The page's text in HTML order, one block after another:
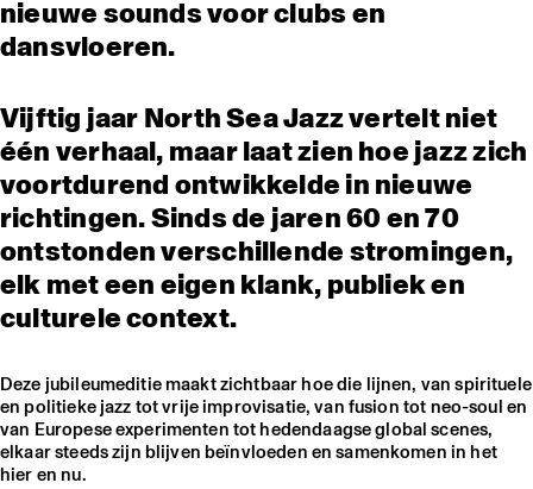
nieuwe sounds voor clubs en
dansvloeren.
Vijftig jaar North Sea Jazz vertelt niet
één verhaal, maar laat zien hoe jazz zich
voortdurend ontwikkelde in nieuwe
richtingen. Sinds de jaren 60 en 70
ontstonden verschillende stromingen,
elk met een eigen klank, publiek en
culturele context.
Deze jubileumeditie maakt zichtbaar hoe die lijnen, van spirituele
en politieke jazz tot vrije improvisatie, van fusion tot neo-soul en
van Europese experimenten tot hedendaagse global scenes,
elkaar steeds zijn blijven beïnvloeden en samenkomen in het
hier en nu.